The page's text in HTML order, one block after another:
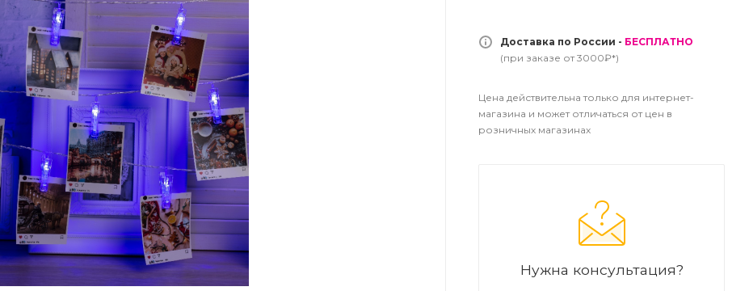
Доставка по России - БЕСПЛАТНО
(при заказе от 3000₽*)
Цена действительна только для интернет-
магазина и может отличаться от цен в
розничных магазинах
Нужна консультация?